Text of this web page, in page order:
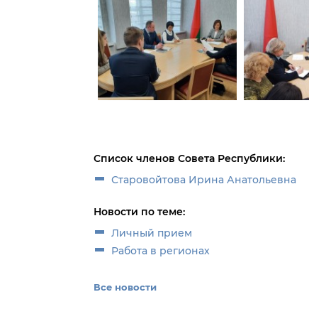
Список членов Совета Республики:
Старовойтова Ирина Анатольевна
Новости по теме:
Личный прием
Работа в регионах
Все новости